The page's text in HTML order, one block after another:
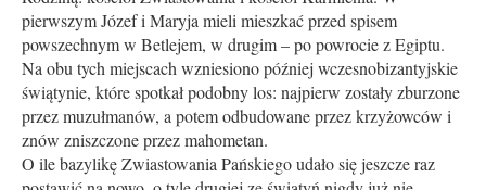
pierwszym Józef i Maryja mieli mieszkać przed spisem
powszechnym w Betlejem, w drugim – po powrocie z Egiptu.
Na obu tych miejscach wzniesiono później wczesnobizantyjskie
świątynie, które spotkał podobny los: najpierw zostały zburzone
przez muzułmanów, a potem odbudowane przez krzyżowców i
znów zniszczone przez mahometan.
O ile bazylikę Zwiastowania Pańskiego udało się jeszcze raz